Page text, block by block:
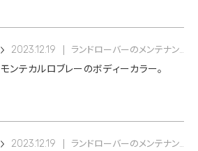
2023.12.19 ランドローバーのメンテナンス
モンテカルロブレーのボディーカラー。
2023.12.19 ランドローバーのメンテナンス